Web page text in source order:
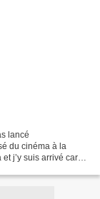
lancé
du cinéma à la
j’y suis arrivé car